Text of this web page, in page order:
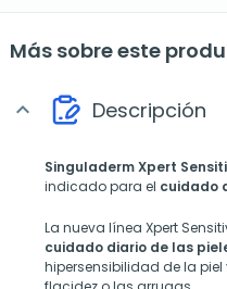
Más sobre este
expand_more Descripción
SinguladermXpert
indicado para el cuidado
La nueva línea Xpert
cuidado diario de las
hipersensibilidad de la